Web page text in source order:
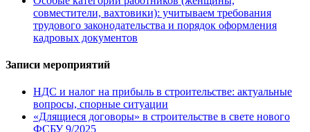
совместители, вахтовики): учитываем требования
трудового законодательства и порядок оформления
кадровых документов
Записи мероприятий
НДС и налог на прибыль в строительстве: актуальные
вопросы, спорные ситуации
«Длящиеся договоры» в строительстве в свете нового
ФСБУ 9/2025